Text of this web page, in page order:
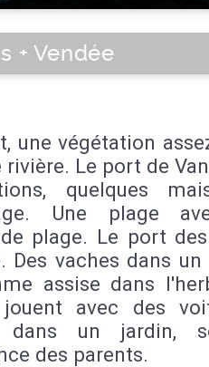
+ Vendée
une végétation
rivière. Le port de
quelques
Une plage
plage. Le port
Des vaches dans un
assise dans
avec des
dans un jardin,
des parents.